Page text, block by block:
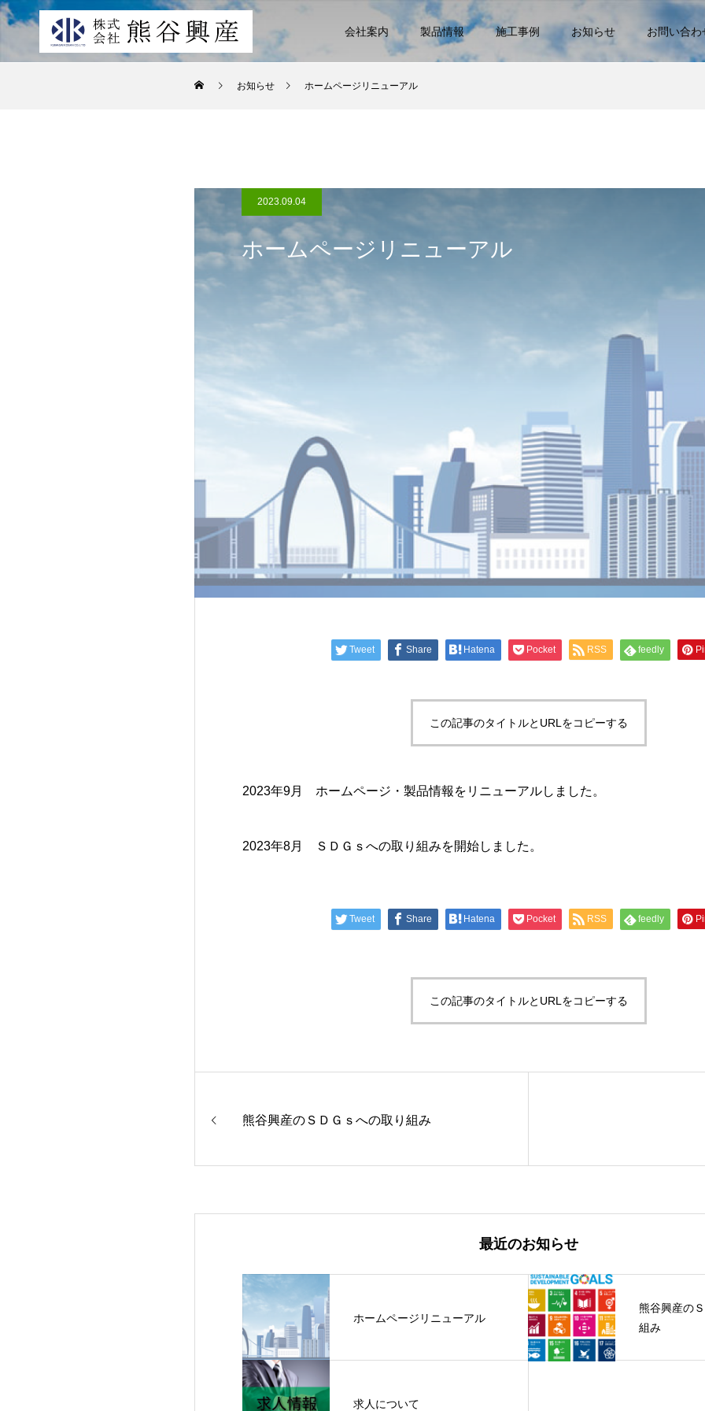
会社案内 製品情報 施工事例 お知らせ お問い合わ
お知らせ ホームページリニューアル
2023.09.04
ホームページリニューアル
Tweet Share Hatena Pocket RSS feedly
この記事のタイトルとURLをコピーする
2023年9月 ホームページ・製品情報をリニューアルしました。
2023年8月 ＳＤＧｓへの取り組みを開始しました。
Tweet Share Hatena Pocket RSS feedly
この記事のタイトルとURLをコピーする
熊谷興産のＳＤＧｓへの取り組み
最近のお知らせ
ホームページリニューアル
熊谷興産の
組み
求人について